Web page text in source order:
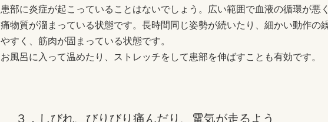
患部に炎症が起こっていることはないでしょう。広い範囲で血液の循環が悪
痛物質が溜まっている状態です。長時間同じ姿勢が続いたり、細かい動作の
やすく、筋肉が固まっている状態です。
お風呂に入って温めたり、ストレッチをして患部を伸ばすことも有効です。
３．しびれ、びりびり痛んだり、電気が走るよう